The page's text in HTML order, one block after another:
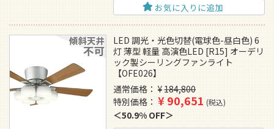
お気に入りに追加
LED 調光・光色切替(電球色-昼白色) 6
灯 薄型 軽量 高演色LED [R15] オーデリ
ック製シーリングファンライト
【OFE026】
通常価格
¥184,800
特別価格
¥90,651 税込
50.9% OFF